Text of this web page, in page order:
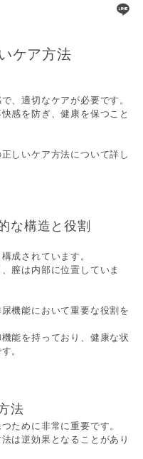
ケア方法
、適切なケアが必要です。
感を防ぎ、健康を保つこと
しいケア方法について詳し
な構造と役割
成されています。
膣は内部に位置していま
機能において重要な役割を
能を持っており、健康な状
。
法
ために非常に重要です。
は逆効果となることがあり